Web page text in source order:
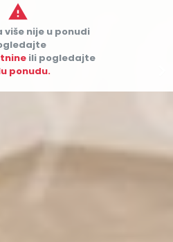

više nije u ponudi
ili pogledajte
ponudu.